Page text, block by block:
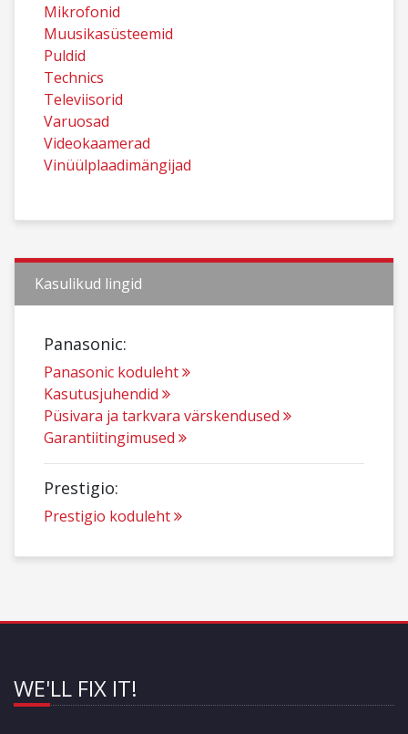
Mikrofonid
Muusikasüsteemid
Puldid
Technics
Televiisorid
Varuosad
Videokaamerad
Vinüülplaadimängijad
Kasulikud lingid
Panasonic:
Panasonic koduleht
Kasutusjuhendid
Püsivara ja tarkvara värskendused
Garantiitingimused
Prestigio:
Prestigio koduleht
WE'LL FIX IT!